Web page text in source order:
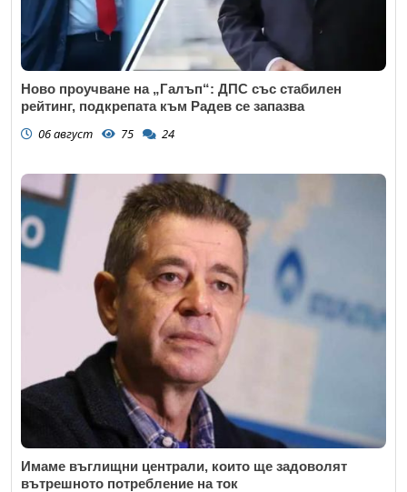
Ново проучване на „Галъп“: ДПС със стабилен
рейтинг, подкрепата към Радев се запазва
06 август 75 24
Имаме въглищни централи, които ще задоволят
вътрешното потребление на ток